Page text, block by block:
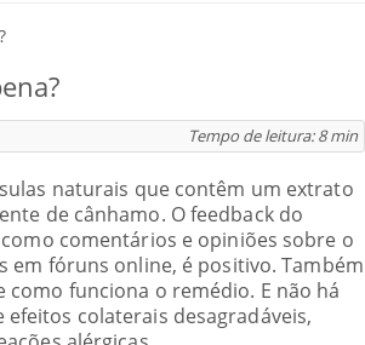
Tempo de leitura:8 min
naturais que contêm um extrato
de cânhamo. O feedback do
comentários e opiniões sobre o
em fóruns online, é positivo. Também
como funciona o remédio. E não há
colaterais desagradáveis,